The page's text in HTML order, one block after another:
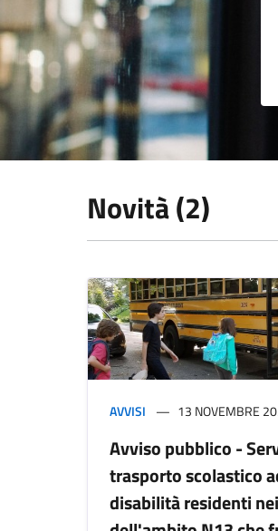
Novità (2)
AVVISI 13 NOVEMBRE
Avviso pubblico -
trasporto scolastico
disabilità residenti